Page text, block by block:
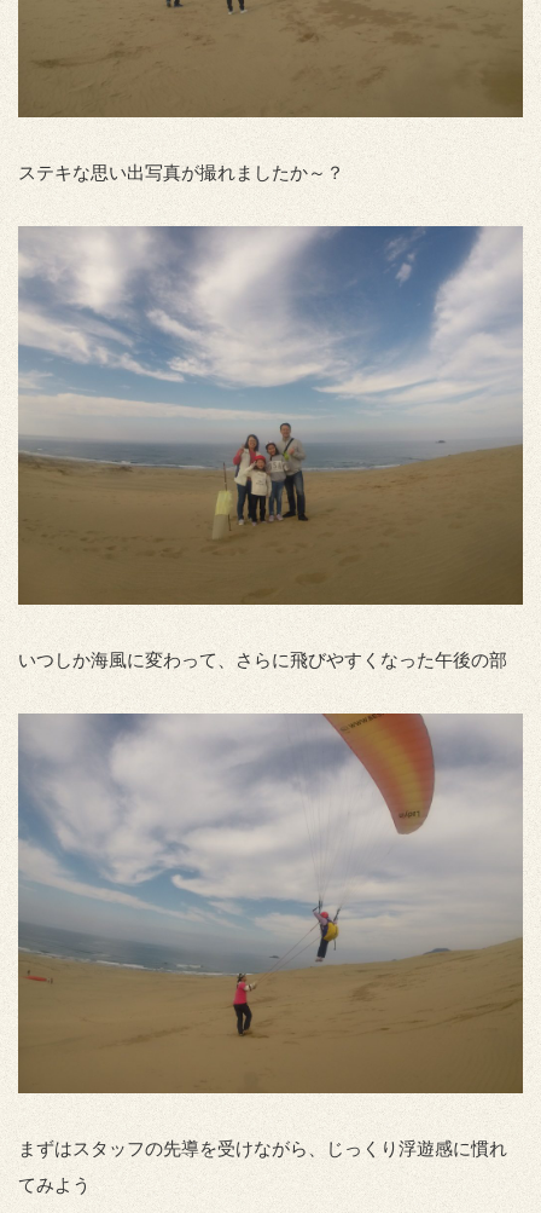
ステキな思い出写真が撮れましたか～？
いつしか海風に変わって、さらに飛びやすくなった午後の部
まずはスタッフの先導を受けながら、じっくり浮遊感に慣れ
てみよう